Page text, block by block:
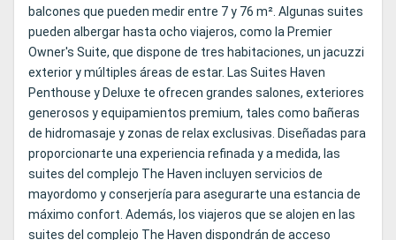
balcones que pueden medir entre 7 y 76 m². Algunas suites
pueden albergar hasta ocho viajeros, como la Premier
Owner's Suite, que dispone de tres habitaciones, un jacuzzi
exterior y múltiples áreas de estar. Las Suites Haven
Penthouse y Deluxe te ofrecen grandes salones, exteriores
generosos y equipamientos premium, tales como bañeras
de hidromasaje y zonas de relax exclusivas. Diseñadas para
proporcionarte una experiencia refinada y a medida, las
suites del complejo The Haven incluyen servicios de
mayordomo y conserjería para asegurarte una estancia de
máximo confort. Además, los viajeros que se alojen en las
suites del complejo The Haven dispondrán de acceso